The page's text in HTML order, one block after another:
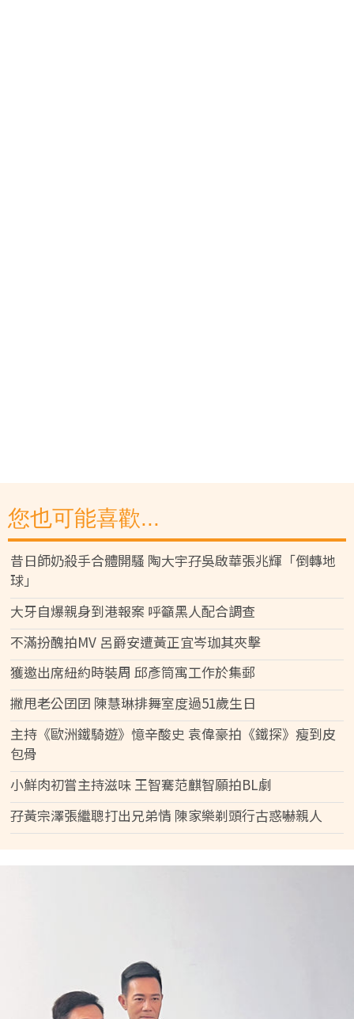
您也可能喜歡...
昔日師奶殺手合體開騷 陶大宇孖吳啟華張兆輝「倒轉地
球」
大牙自爆親身到港報案 呼籲黑人配合調查
不滿扮醜拍MV 呂爵安遭黃正宜岑珈其夾擊
獲邀出席紐約時裝周 邱彥筒寓工作於集郵
撇甩老公囝囝 陳慧琳排舞室度過51歲生日
主持《歐洲鐵騎遊》憶辛酸史 袁偉豪拍《鐵探》瘦到皮
包骨
小鮮肉初嘗主持滋味 王智騫范麒智願拍BL劇
孖黃宗澤張繼聰打出兄弟情 陳家樂剃頭行古惑嚇親人